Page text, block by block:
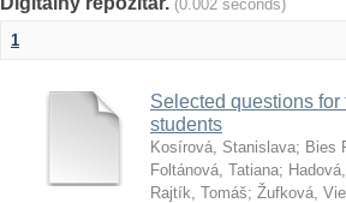
(0.002 seconds)
1
Selected questions
students
Kosírová, Stanislava; Bies
Foltánová, Tatiana;
Rajtík, Tomáš; Žufková,